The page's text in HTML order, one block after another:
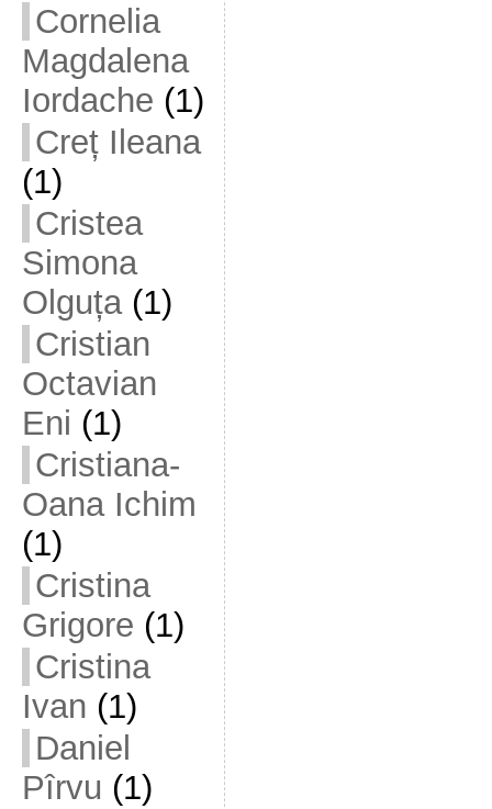
Cornelia
Magdalena
Iordache (1)
Creț Ileana
(1)
Cristea
Simona
Olguța(1)
Cristian
Octavian
Eni (1)
Cristiana-
Oana Ichim
(1)
Cristina
Grigore (1)
Cristina
Ivan (1)
Daniel
Pîrvu (1)